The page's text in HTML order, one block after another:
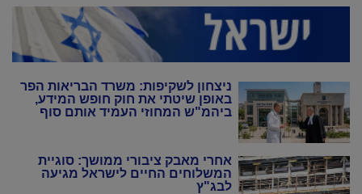
ניצחון לשקיפות: משרד הבריאות הפר
באופן שיטתי את חוק חופש המידע,
ביהמ"ש המחוזי העמיד אותם סוף
אחרי מאבק ציבורי ממושך: סוגיית
המשלוחים החיים לישראל מגיעה
לבג"ץ